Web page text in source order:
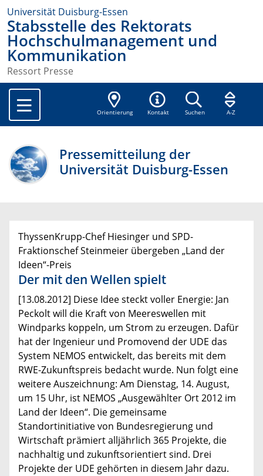
Universität Duisburg-Essen
Stabsstelle des Rektorats
Hochschulmanagement und
Kommunikation
Ressort Presse
Orientierung Kontakt Suchen A-Z
Pressemitteilung der
Universität Duisburg-Essen
ThyssenKrupp-Chef Hiesinger und SPD-
Fraktionschef Steinmeier übergeben „Land der
Ideen“-Preis
Der mit den Wellen spielt
[13.08.2012] Diese Idee steckt voller Energie: Jan
Peckolt will die Kraft von Meereswellen mit
Windparks koppeln, um Strom zu erzeugen. Dafür
hat der Ingenieur und Promovend der UDE das
System NEMOS entwickelt, das bereits mit dem
RWE-Zukunftspreis bedacht wurde. Nun folgt eine
weitere Auszeichnung: Am Dienstag, 14. August,
um 15 Uhr, ist NEMOS „Ausgewählter Ort 2012 im
Land der Ideen“. Die gemeinsame
Standortinitiative von Bundesregierung und
Wirtschaft prämiert alljährlich 365 Projekte, die
nachhaltig und zukunftsorientiert sind. Drei
Projekte der UDE gehörten in diesem Jahr dazu.